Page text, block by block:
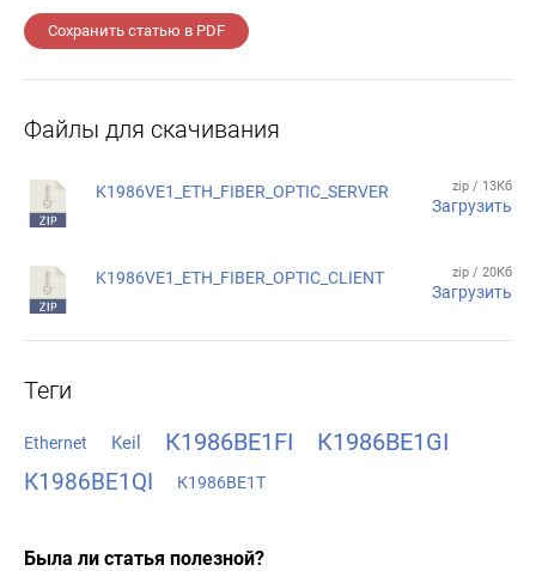
Сохранить статью в PDF
Файлы для скачивания
K1986VE1_ETH_FIBER_OPTIC_SERVER zip / 13Кб
Загрузить
K1986VE1_ETH_FIBER_OPTIC_CLIENT zip / 20Кб
Загрузить
Теги
Ethernet Keil К1986ВЕ1FI К1986ВЕ1GI
К1986ВЕ1QI К1986ВЕ1Т
Была ли статья полезной?